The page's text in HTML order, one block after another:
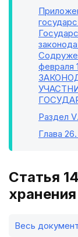
Раздел V
Глава 26
Статья
хранения
Весь